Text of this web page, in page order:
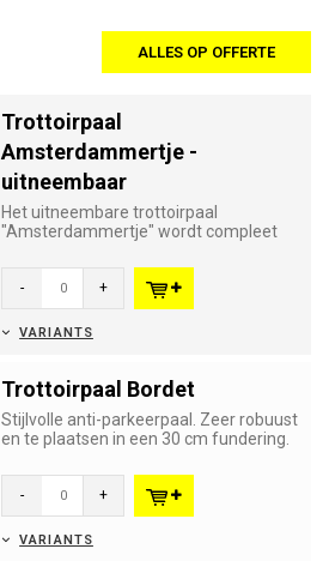
ALLES OP OFFERTE
Trottoirpaal
Amsterdammertje -
uitneembaar
Het uitneembare trottoirpaal
"Amsterdammertje" wordt compleet
vergrendelings...
- +
VARIANTS
Trottoirpaal Bordet
Stijlvolle anti-parkeerpaal. Zeer robuust
en te plaatsen in een 30 cm fundering.
- +
VARIANTS